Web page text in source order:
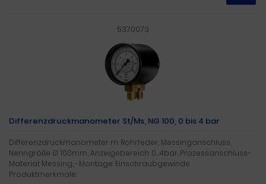
5370073
Differenzdruckmanometer St/Ms, NG 100, 0 bis 4 bar
Differenzdruckmanometer m. Rohrfeder, Messinganschluss,
Nenngröße Ø: 100mm, Anzeigebereich: 0…4bar. Prozessanschluss-
Material: Messing, -Montage: Einschraubgewinde
Produktmerkmale: